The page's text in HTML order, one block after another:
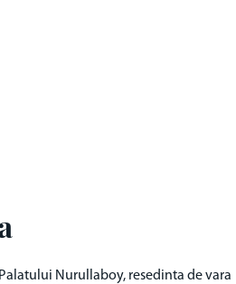
Nurullaboy, resedinta de vara